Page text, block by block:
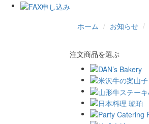
ホーム お知らせ
注文商品を選ぶ